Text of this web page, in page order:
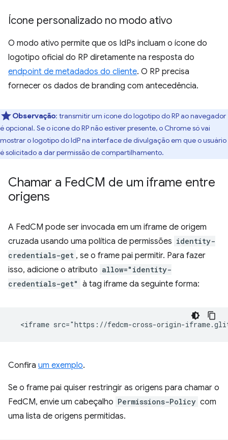
Ícone personalizado no modo ativo
O modo ativo permite que os IdPs incluam o ícone do
logotipo oficial do RP diretamente na resposta do
endpoint de metadados do cliente. O RP precisa
fornecer os dados de branding com antecedência.
Observação: transmitir um ícone do logotipo do RP ao navegador
é opcional. Se o ícone do RP não estiver presente, o Chrome só vai
mostrar o logotipo do IdP na interface de divulgação em que o usuário
é solicitado a dar permissão de compartilhamento.
Chamar a FedCM de um iframe entre
origens
A FedCM pode ser invocada em um iframe de origem
cruzada usando uma política de permissões identity-
credentials-get , se o frame pai permitir. Para fazer
isso, adicione o atributo allow="identity-
credentials-get" à tag iframe da seguinte forma:
Confira um exemplo.
Se o frame pai quiser restringir as origens para chamar o
FedCM, envie um cabeçalho Permissions-Policy com
uma lista de origens permitidas.